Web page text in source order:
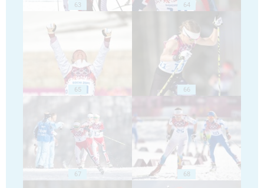
63 64
65 66
67 68